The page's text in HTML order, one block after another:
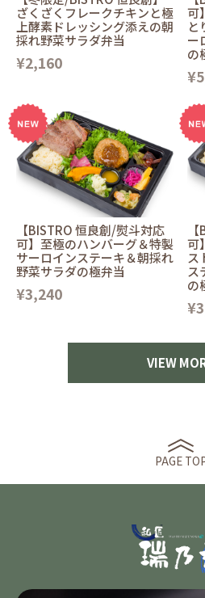
ざくざくフレークチキンと極
上酵素ドレッシング添えの朝
採れ野菜サラダ弁当
¥2,160
可
と
ー
の
【BISTRO 恒良創/熨斗対応
可】至極のハンバーグ＆特製
サーロインステーキ＆朝採れ
野菜サラダの極弁当
¥3,240
可
ス
ス
の
VIEW
PAGE